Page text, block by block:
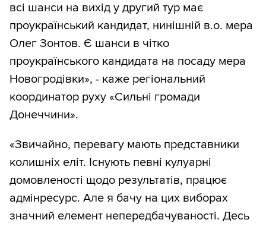
всі шанси на вихід у другий тур має
проукраїнський кандидат, нинішній в.о. мера
Олег Зонтов. Є шанси в чітко
проукраїнського кандидата на посаду мера
Новогродівки», - каже регіональний
координатор руху «Сильні громади
Донеччини».
«Звичайно, перевагу мають представники
колишніх еліт. Існують певні кулуарні
домовленості щодо результатів, працює
адмінресурс. Але я бачу на цих виборах
значний елемент непередбачуваності. Десь